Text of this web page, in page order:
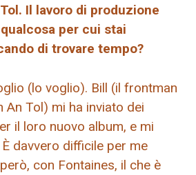
Il lavoro di produzione
per cui stai
di trovare tempo?
(lo voglio). Bill (il frontman
Tol) mi ha inviato dei
il loro nuovo album, e mi
davvero difficile per me
con Fontaines, il che è